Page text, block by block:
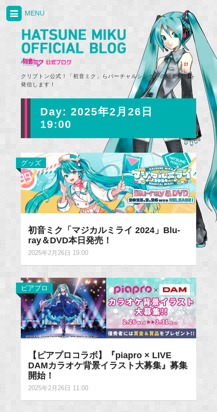
クリプトン公式！「初音ミク」らバーチャルシンガーの最新情報を
発信します！
MENU
Day: 2025年2月26日
19:00
グッズ
初音ミク「マジカルミライ 2024」Blu-
ray＆DVD本日発売！
2025年2月26日 19:00
ピアプロ
【ピアプロコラボ】『piapro × LIVE
DAMカラオケ背景イラスト大募集』募集
開始！
2025年2月26日 11:00